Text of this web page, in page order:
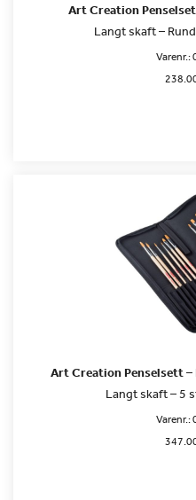
Art Creation
Langt skaft –
Varenr.:
Art Creation Penselsett
Langt skaft – 5
Varenr.: